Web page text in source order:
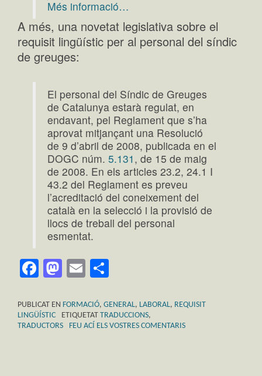
Més informació…
A més, una novetat legislativa sobre el
requisit lingüístic per al personal del síndic
de greuges:
El personal del Síndic de Greuges
de Catalunya estarà regulat, en
endavant, pel Reglament que s’ha
aprovat mitjançant una Resolució
de 9 d’abril de 2008, publicada en el
DOGC núm.5.131 , de 15 de maig
de 2008. En els articles 23.2, 24.1 I
43.2 del Reglament es preveu
l’acreditació del coneixement del
català en la selecció i la provisió de
llocs de treball del personal
esmentat.
Facebook
Mastodon
Email
PUBLICAT EN FORMACIÓ, GENERAL, LABORAL, REQUISIT
LINGÜÍSTIC
ETIQUETAT TRADUCCIONS,
TRADUCTORS
FEU ACÍ ELS VOSTRES COMENTARIS